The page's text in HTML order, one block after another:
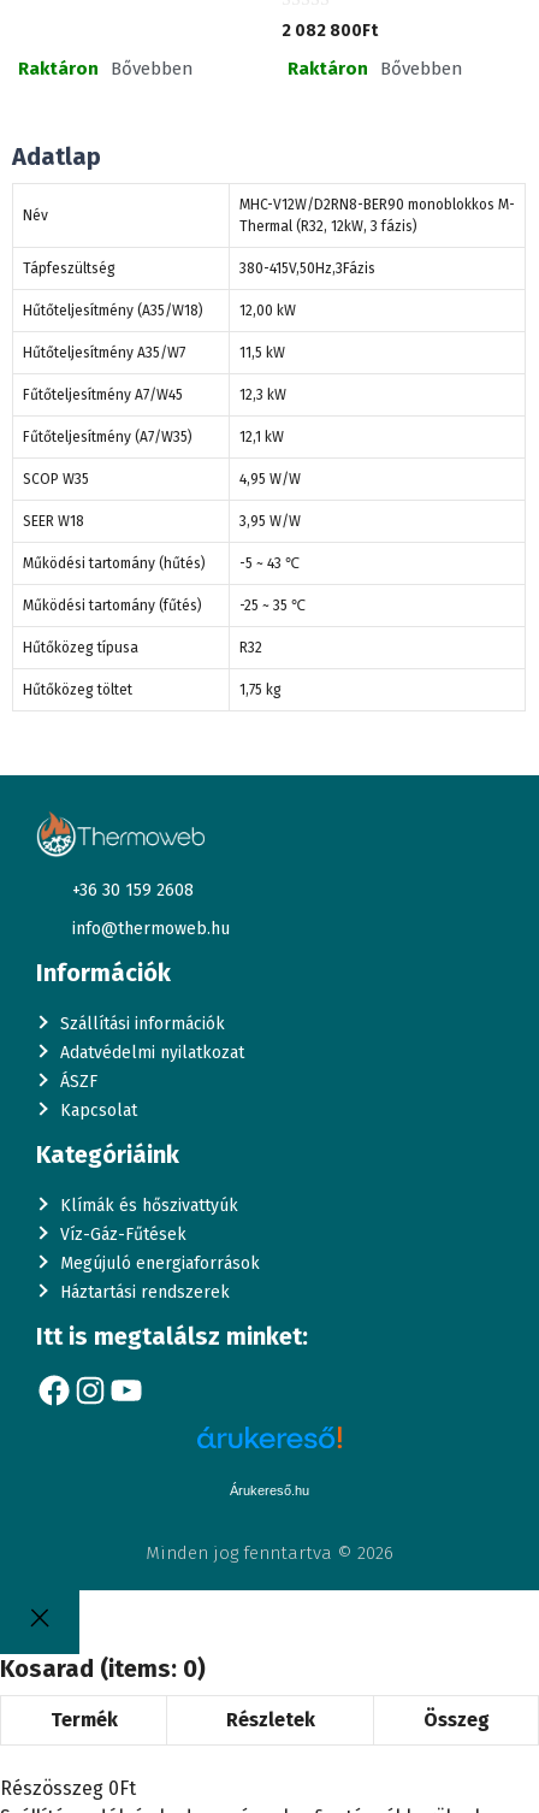
őRaktáron Bővebben
0
a
5
2 082 800Ft
Raktáron Bővebben
Adatlap
Név
MHC-V12W/D2RN8-BER90 monoblokkos M-
Thermal (R32, 12kW, 3 fázis)
Tápfeszültség 380-415V,50Hz,3Fázis
Hűtőteljesítmény (A35/W18) 12,00 kW
Hűtőteljesítmény A35/W7 11,5 kW
Fűtőteljesítmény A7/W45 12,3 kW
Fűtőteljesítmény (A7/W35) 12,1 kW
SCOP W35 4,95 W/W
SEER W18 3,95 W/W
Működési tartomány (hűtés) -5 ~ 43 ℃
Működési tartomány (fűtés) -25 ~ 35 ℃
Hűtőközeg típusa R32
Hűtőközeg töltet 1,75 kg
+36 30 159 2608
info@thermoweb.hu
Információk
Szállítási információk
Adatvédelmi nyilatkozat
ÁSZF
Kapcsolat
Kategóriáink
Klímák és hőszivattyúk
Víz-Gáz-Fűtések
Megújuló energiaforrások
Háztartási rendszerek
Itt is megtalálsz minket:
Facebook
Instagram
YouTube
Árukereső.hu
Minden jog fenntartva © 2026
Kosarad (items: 0)
a
Termék Részletek Összeg
Részösszeg 0Ft